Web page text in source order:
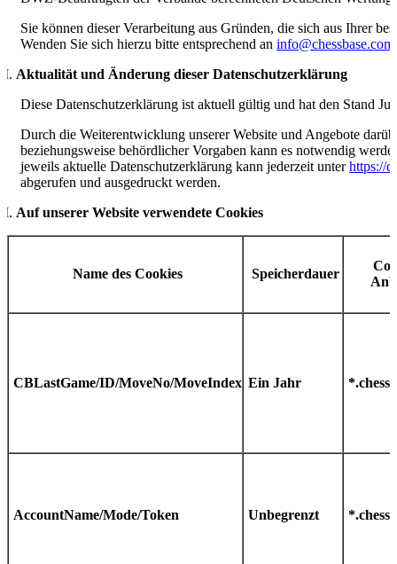
Sie können dieser Verarbeitung aus Gründen, die sich aus Ihrer
Wenden Sie sich hierzu bitte entsprechend an info@chessbase.com
Aktualität und Änderung dieser Datenschutzerklärung
Diese Datenschutzerklärung ist aktuell gültig und hat den Stand
Durch die Weiterentwicklung unserer Website und Angebote
beziehungsweise behördlicher Vorgaben kann es notwendig
jeweils aktuelle Datenschutzerklärung kann jederzeit unterhttps://
abgerufen und ausgedruckt werden.
Auf unserer Website verwendete Cookies
Name des Cookies Speicherdauer
CBLastGame/ID/MoveNo/MoveIndex Ein Jahr
AccountName/Mode/Token Unbegrenzt